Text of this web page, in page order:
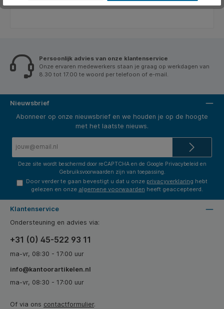
Persoonlijk advies van onze klantenservice
Onze ervaren medewerkers staan je graag op werkdagen van
8.30 tot 17.00 te woord per telefoon of e-mail.
Nieuwsbrief
Abonneer op onze nieuwsbrief en we houden je op de hoogte
met het laatste nieuws.
Deze site wordt beschermd door reCAPTCHA en de Google Privacybeleid en
Gebruiksvoorwaarden zijn van toepassing.
Door verder te gaan bevestigt u dat u onze privacyverklaring hebt
gelezen en onze algemene voorwaarden heeft geaccepteerd.
Klantenservice
Ondersteuning en advies via:
+31 (0) 45-522 93 11
ma-vr, 08:30 - 17:00 uur
info@kantoorartikelen.nl
ma-vr, 08:30 - 17:00 uur
Of via ons contactformulier.